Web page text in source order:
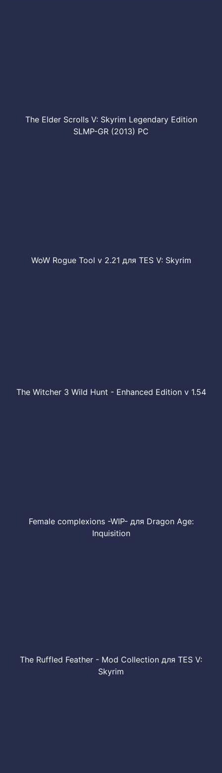
The Elder Scrolls V: Skyrim Legendary Edition
SLMP-GR (2013) PC
WoW Rogue Tool v 2.21 для TES V: Skyrim
The Witcher 3 Wild Hunt - Enhanced Edition v 1.54
Female complexions -WIP- для Dragon Age:
Inquisition
The Ruffled Feather - Mod Collection для TES V:
Skyrim